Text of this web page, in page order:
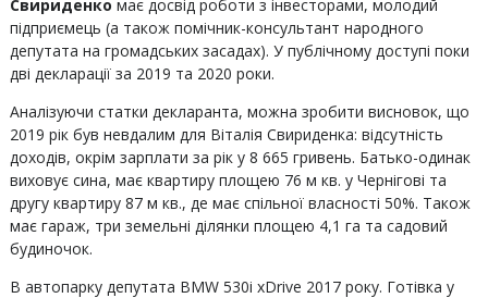
Свириденко має досвід роботи з інвесторами, молодий
підприємець (а також помічник-консультант народного
депутата на громадських засадах). У публічному доступі поки
дві декларації за 2019 та 2020 роки.
Аналізуючи статки декларанта, можна зробити висновок, що
2019 рік був невдалим для Віталія Свириденка: відсутність
доходів, окрім зарплати за рік у 8 665 гривень. Батько-одинак
виховує сина, має квартиру площею 76 м кв. у Чернігові та
другу квартиру 87 м кв., де має спільної власності 50%. Також
має гараж, три земельні ділянки площею 4,1 га та садовий
будиночок.
В автопарку депутата BMW 530i xDrive 2017 року. Готівка у